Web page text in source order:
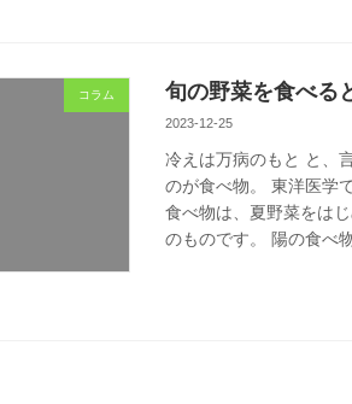
コラム 旬の野菜を食べる
2023-12-25
冷えは万病のもと と、
のが食べ物。 東洋医学
食べ物は、夏野菜をは
のものです。 陽の食べ